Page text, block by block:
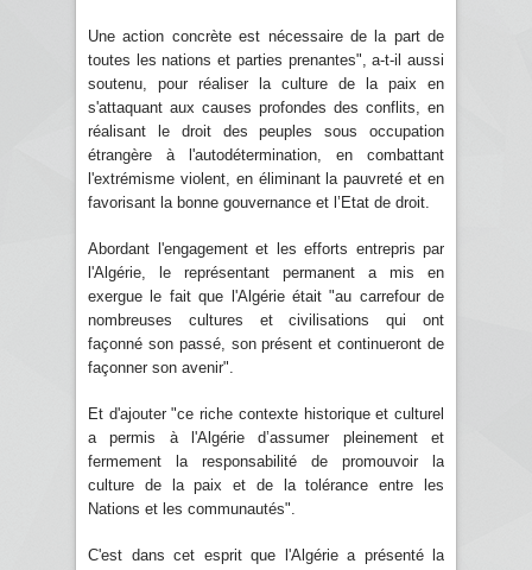
Une action concrète est nécessaire de la part de
toutes les nations et parties prenantes", a-t-il aussi
soutenu, pour réaliser la culture de la paix en
s'attaquant aux causes profondes des conflits, en
réalisant le droit des peuples sous occupation
étrangère à l'autodétermination, en combattant
l'extrémisme violent, en éliminant la pauvreté et en
favorisant la bonne gouvernance et l’Etat de droit.
Abordant l'engagement et les efforts entrepris par
l'Algérie, le représentant permanent a mis en
exergue le fait que l'Algérie était "au carrefour de
nombreuses cultures et civilisations qui ont
façonné son passé, son présent et continueront de
façonner son avenir".
Et d'ajouter "ce riche contexte historique et culturel
a permis à l'Algérie d’assumer pleinement et
fermement la responsabilité de promouvoir la
culture de la paix et de la tolérance entre les
Nations et les communautés".
C'est dans cet esprit que l'Algérie a présenté la